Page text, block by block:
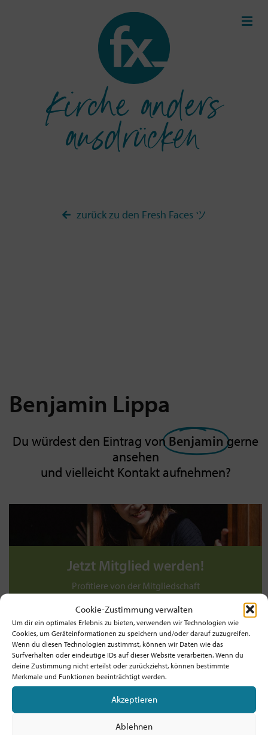
Cookie-Zustimmung verwalten
Um dir ein optimales Erlebnis zu bieten, verwenden wir Technologien wie
Cookies, um Geräteinformationen zu speichern und/oder darauf zuzugreifen.
Wenn du diesen Technologien zustimmst, können wir Daten wie das
Surfverhalten oder eindeutige IDs auf dieser Website verarbeiten. Wenn du
deine Zustimmung nicht erteilst oder zurückziehst, können bestimmte
Merkmale und Funktionen beeinträchtigt werden.
Akzeptieren
Ablehnen
Kirche anders
ausdrücken
zurück zu den Fresh Faces ツ
Benjamin Lippa
Du würdest den Eintrag von Benjamin gerne
ansehen
und vielleicht Kontakt aufnehmen?
Jetzt Mitglied werden!
Profitiere von der Mitgliedschaft
Werde jetzt Mitglied ab 5€/Monat!
TIPP: Prüfe, ob dein Arbeitgeber! / deine
Dienststelle die Mitgliedschaft zahlt!